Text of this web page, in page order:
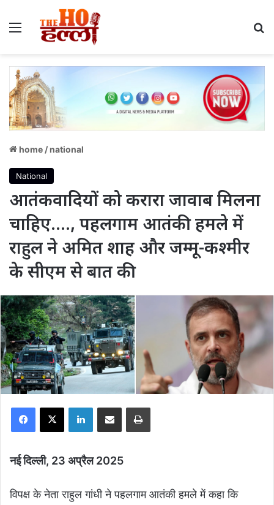
Menu
home /national
National
आतंकवादियों को करारा जावाब मिलना
चाहिए…., पहलगाम आतंकी हमले में
राहुल ने अमित शाह और जम्मू-कश्मीर
के सीएम से बात की
Facebook
X LinkedInShare via Email Print
नई दिल्ली, 23 अप्रैल 2025
विपक्ष के नेता राहुल गांधी ने पहलगाम आतंकी हमले में कहा कि